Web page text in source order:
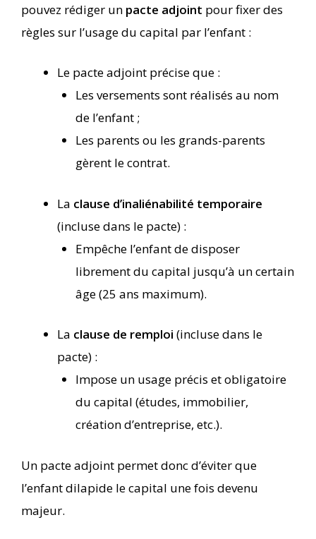
pouvez rédiger un pacte adjoint pour fixer des
règles sur l’usage du capital par l’enfant :
Le pacte adjoint précise que :
Les versements sont réalisés au nom
de l’enfant ;
Les parents ou les grands-parents
gèrent le contrat.
La clause d’inaliénabilité temporaire
(incluse dans le pacte) :
Empêche l’enfant de disposer
librement du capital jusqu’à un certain
âge (25 ans maximum).
La clause de remploi (incluse dans le
pacte) :
Impose un usage précis et obligatoire
du capital (études, immobilier,
création d’entreprise, etc.).
Un pacte adjoint permet donc d’éviter que
l’enfant dilapide le capital une fois devenu
majeur.